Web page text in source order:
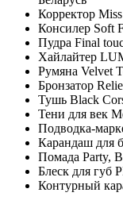
Корректор
Консилер Soft
Пудра Final
Хайлайтер
Румяна Velvet
Бронзатор
Тушь Black
Тени для век
Подводка-
Карандаш для
Помада Party,
Блеск для губ
Контурный